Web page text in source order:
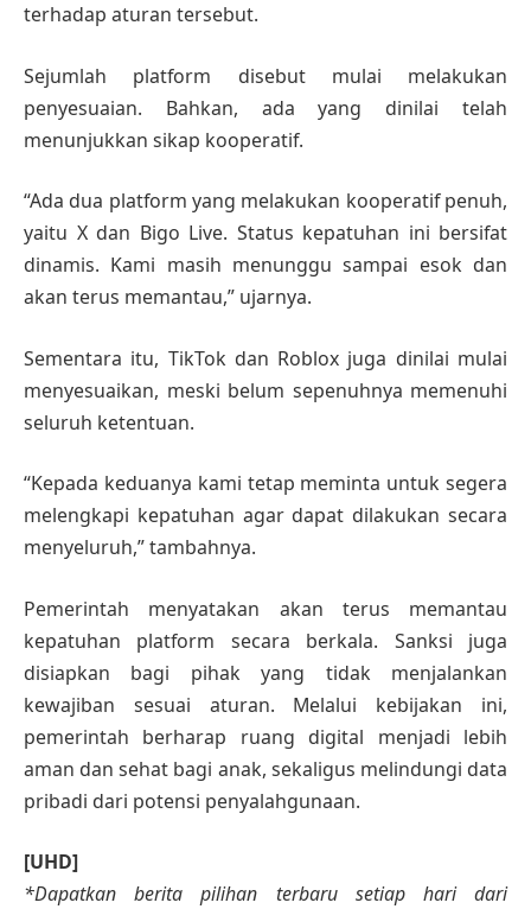
terhadap aturan tersebut.
Sejumlah platform disebut mulai melakukan
penyesuaian. Bahkan, ada yang dinilai telah
menunjukkan sikap kooperatif.
“Ada dua platform yang melakukan kooperatif penuh,
yaitu X dan Bigo Live. Status kepatuhan ini bersifat
dinamis. Kami masih menunggu sampai esok dan
akan terus memantau,” ujarnya.
Sementara itu, TikTok dan Roblox juga dinilai mulai
menyesuaikan, meski belum sepenuhnya memenuhi
seluruh ketentuan.
“Kepada keduanya kami tetap meminta untuk segera
melengkapi kepatuhan agar dapat dilakukan secara
menyeluruh,” tambahnya.
Pemerintah menyatakan akan terus memantau
kepatuhan platform secara berkala. Sanksi juga
disiapkan bagi pihak yang tidak menjalankan
kewajiban sesuai aturan. Melalui kebijakan ini,
pemerintah berharap ruang digital menjadi lebih
aman dan sehat bagi anak, sekaligus melindungi data
pribadi dari potensi penyalahgunaan.
[UHD]
*Dapatkan berita pilihan terbaru setiap hari dari